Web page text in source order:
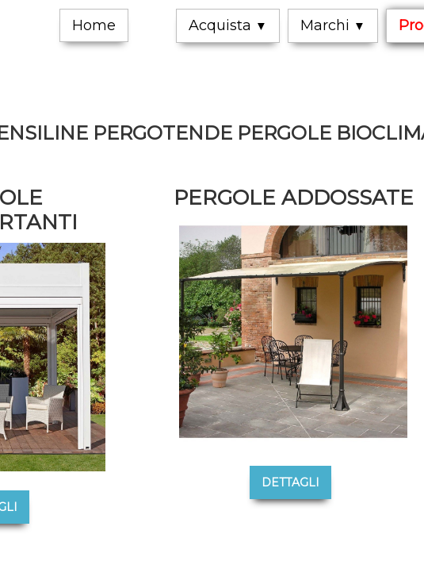
Home Acquista ▼ Marchi ▼
PERGOTENDE PERGOLE
PERGOLE ADDOSSATE
DETTAGLI